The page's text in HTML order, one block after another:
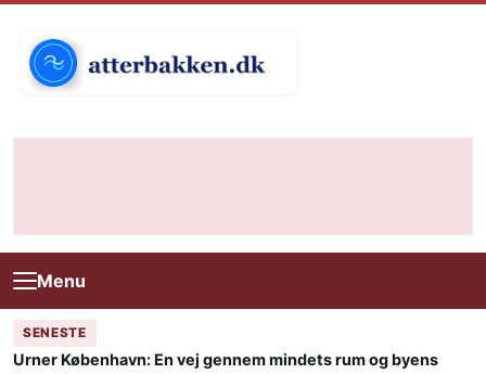
Menu
SENESTE
Urner København: En vej gennem mindets rum og byens